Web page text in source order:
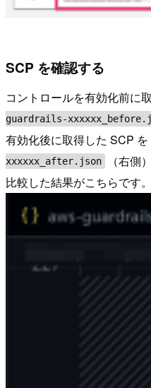
SCP を確認する
コントロールを有効化前に
guardrails-
有効化後に取得した SCP を
xxxxxx_after.json
（右側
比較した結果がこちらです。